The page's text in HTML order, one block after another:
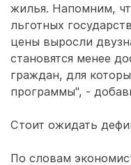
жилья. Напомним,
льготных
цены выросли
становятся менее
граждан, для
программы", -
Стоит ожидать
По словам